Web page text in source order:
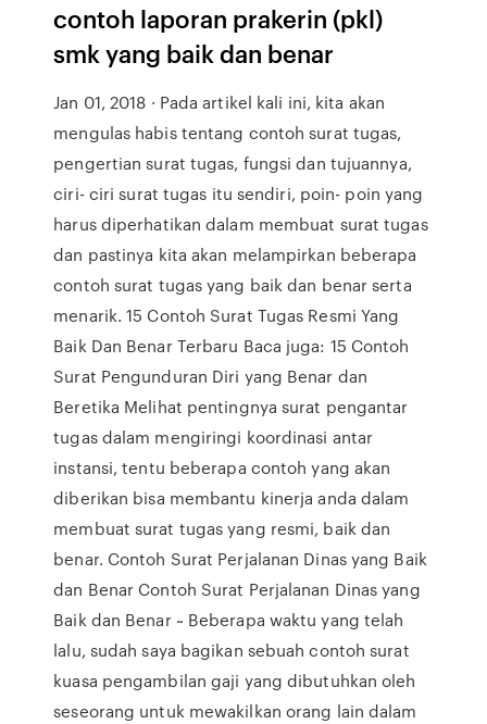
contoh laporan prakerin (pkl)
smk yang baik dan benar
Jan 01, 2018 · Pada artikel kali ini, kita akan
mengulas habis tentang contoh surat tugas,
pengertian surat tugas, fungsi dan tujuannya,
ciri- ciri surat tugas itu sendiri, poin- poin yang
harus diperhatikan dalam membuat surat tugas
dan pastinya kita akan melampirkan beberapa
contoh surat tugas yang baik dan benar serta
menarik. 15 Contoh Surat Tugas Resmi Yang
Baik Dan Benar Terbaru Baca juga: 15 Contoh
Surat Pengunduran Diri yang Benar dan
Beretika Melihat pentingnya surat pengantar
tugas dalam mengiringi koordinasi antar
instansi, tentu beberapa contoh yang akan
diberikan bisa membantu kinerja anda dalam
membuat surat tugas yang resmi, baik dan
benar. Contoh Surat Perjalanan Dinas yang Baik
dan Benar Contoh Surat Perjalanan Dinas yang
Baik dan Benar ~ Beberapa waktu yang telah
lalu, sudah saya bagikan sebuah contoh surat
kuasa pengambilan gaji yang dibutuhkan oleh
seseorang untuk mewakilkan orang lain dalam